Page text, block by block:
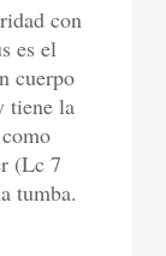
con
es el
cuerpo
tiene la
(Lc 7
tumba.